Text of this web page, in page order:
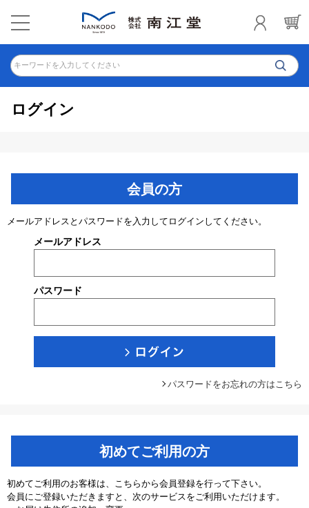
キーワードを入力してください
ログイン
会員の方
メールアドレスとパスワードを入力してログインしてください。
メールアドレス
パスワード
パスワードをお忘れの方はこちら
初めてご利用の方
初めてご利用のお客様は、こちらから会員登録を行って下さい。
会員にご登録いただきますと、次のサービスをご利用いただけます。